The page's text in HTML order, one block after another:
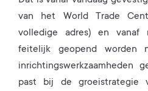
van het World Trade
volledige adres) en vanaf
feitelijk geopend worden
inrichtingswerkzaamheden
past bij de groeistrategie